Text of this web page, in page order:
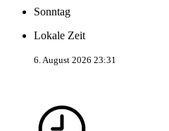
Sonntag
Lokale Zeit
6. August 2026 23:31